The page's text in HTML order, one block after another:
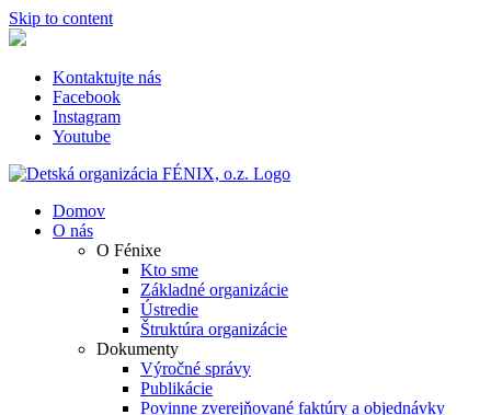
Skip to content
Kontaktujte nás
Facebook
Instagram
Youtube
Domov
O nás
O Fénixe
Kto sme
Základné organizácie
Ústredie
Štruktúra organizácie
Dokumenty
Výročné správy
Publikácie
Povinne zverejňované faktúry a objednávky